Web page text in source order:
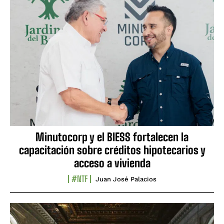
Minutocorp y el BIESS fortalecen la
capacitación sobre créditos hipotecarios y
acceso a vivienda
#NTF Juan José Palacios